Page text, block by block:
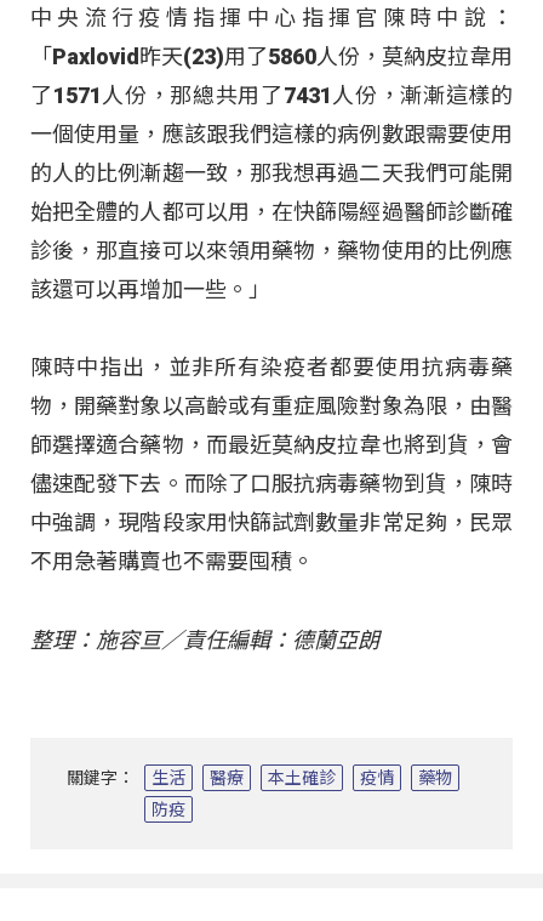
中央流行疫情指揮中心指揮官陳時中說：
「Paxlovid昨天(23)用了5860人份，莫納皮拉韋用
了1571人份，那總共用了7431人份，漸漸這樣的
一個使用量，應該跟我們這樣的病例數跟需要使用
的人的比例漸趨一致，那我想再過二天我們可能開
始把全體的人都可以用，在快篩陽經過醫師診斷確
診後，那直接可以來領用藥物，藥物使用的比例應
該還可以再增加一些。」
陳時中指出，並非所有染疫者都要使用抗病毒藥
物，開藥對象以高齡或有重症風險對象為限，由醫
師選擇適合藥物，而最近莫納皮拉韋也將到貨，會
儘速配發下去。而除了口服抗病毒藥物到貨，陳時
中強調，現階段家用快篩試劑數量非常足夠，民眾
不用急著購賣也不需要囤積。
整理：施容亘／責任編輯：德蘭亞朗
關鍵字： 生活 醫療 本土確診 疫情
藥物
防疫